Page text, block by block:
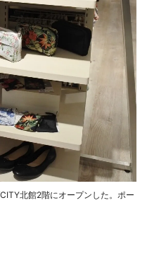
北館2階にオープンした。ポー